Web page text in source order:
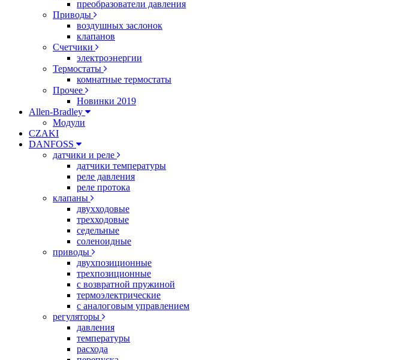
преобразователи давления
Приводы
воздушных заслонок
клапанов
Счетчики
электроэнергии
Термостаты
комнатные термостаты
Прочее
Новинки 2019
Allen-Bradley
Модули
CZAKI
DANFOSS
датчики и реле
датчики температуры
реле давления
реле протока
клапаны
двухходовые
трехходовые
седельные
соленоидные
приводы
двухпозиционные
трехпозиционные
с возвратной пружиной
термоэлектрические
с аналоговым управлением
регуляторы
давления
температуры
расхода